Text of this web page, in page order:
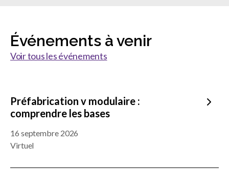
Événements à venir
Voir tous les événements
Préfabrication v modulaire :
comprendre les bases
16 septembre 2026
Virtuel